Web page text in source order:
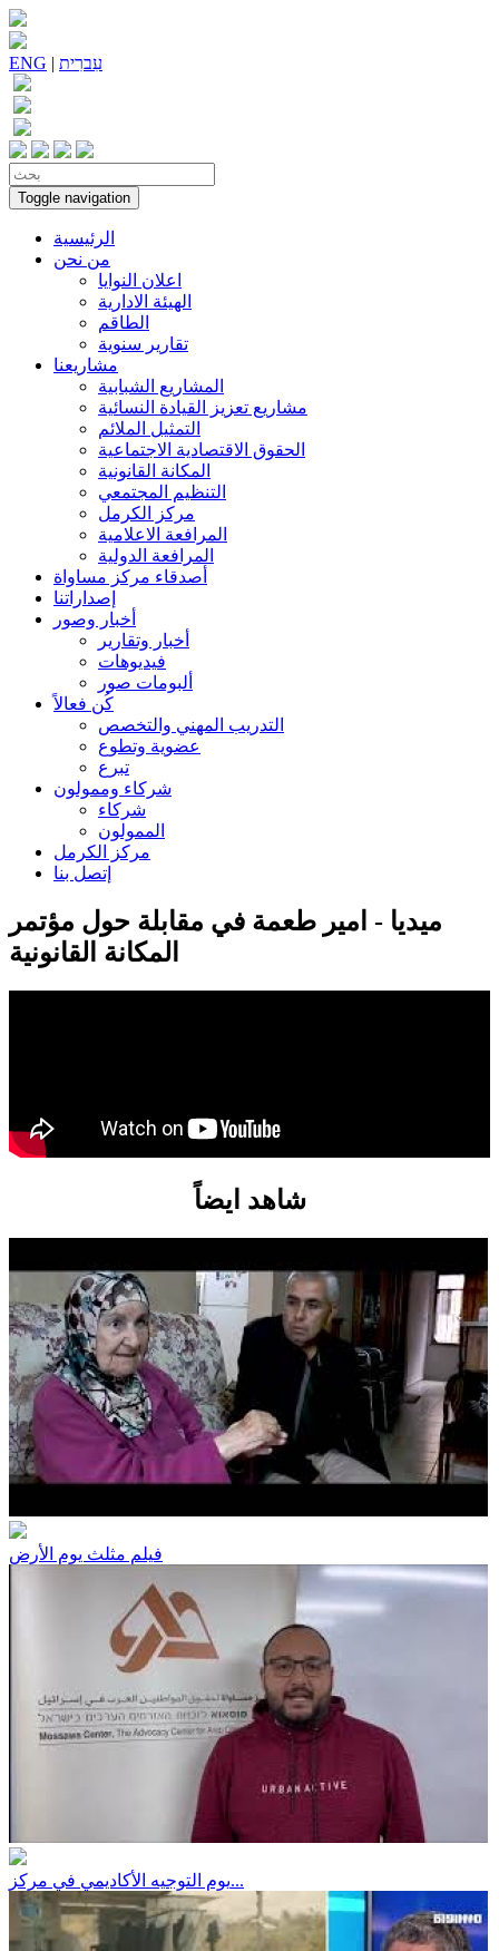
ENG | עִברִית
Toggle navigation
الرئيسية
من نحن
اعلان النوايا
الهيئة الادارية
الطاقم
تقارير سنوية
مشاريعنا
المشاريع الشبابية
مشاريع تعزيز القيادة النسائية
التمثيل الملائم
الحقوق الاقتصادية الاجتماعية
المكانة القانونية
التنظيم المجتمعي
مركز الكرمل
المرافعة الاعلامية
المرافعة الدولية
أصدقاء مركز مساواة
إصداراتنا
أخبار وصور
أخبار وتقارير
فيديوهات
ألبومات صور
كُن فعالاً
التدريب المهني والتخصص
عضوية وتطوع
تبرع
شركاء وممولون
شركاء
الممولون
مركز الكرمل
إتصل بنا
ميديا - امير طعمة في مقابلة حول مؤتمر
المكانة القانونية
شاهد ايضاً
فيلم مثلث يوم الأرض
يوم التوجيه الأكاديمي في مركز...